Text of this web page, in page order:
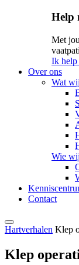
Help
Met
Ik help
Over ons
Wat
Wie
Contact
Hartverhalen Klep
Klep